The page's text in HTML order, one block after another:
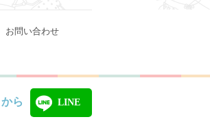
お問い合わせ
ら LINE